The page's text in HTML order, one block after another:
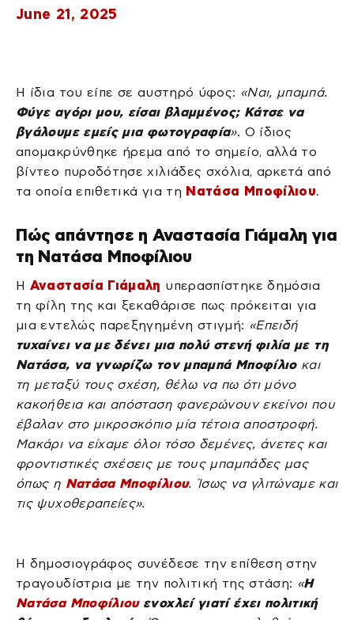
June 21, 2025
Η ίδια του είπε σε αυστηρό ύφος: «Ναι, μπαμπά.
Φύγε αγόρι μου, είσαι βλαμμένος; Κάτσε να
βγάλουμε εμείς μια φωτογραφία». Ο ίδιος
απομακρύνθηκε ήρεμα από το σημείο, αλλά το
βίντεο πυροδότησε χιλιάδες σχόλια, αρκετά από
τα οποία επιθετικά για τη Νατάσα Μποφίλιου.
Πώς απάντησε η Αναστασία Γιάμαλη για
τη Νατάσα Μποφίλιου
Η Αναστασία Γιάμαλη υπερασπίστηκε δημόσια
τη φίλη της και ξεκαθάρισε πως πρόκειται για
μια εντελώς παρεξηγημένη στιγμή: «Επειδή
τυχαίνει να με δένει μια πολύ στενή φιλία με τη
Νατάσα, να γνωρίζω τον μπαμπά Μποφίλιοκαι
τη μεταξύ τους σχέση, θέλω να πω ότι μόνο
κακοήθεια και απόσταση φανερώνουν εκείνοι που
έβαλαν στο μικροσκόπιο μία τέτοια αποστροφή.
Μακάρι να είχαμε όλοι τόσο δεμένες, άνετες και
φροντιστικές σχέσεις με τους μπαμπάδες μας
όπως η Νατάσα Μποφίλιου. Ίσως να γλιτώναμε και
τις ψυχοθεραπείες».
Η δημοσιογράφος συνέδεσε την επίθεση στην
τραγουδίστρια με την πολιτική της στάση: «Η
Νατάσα Μποφίλιουενοχλεί γιατί έχει πολιτική